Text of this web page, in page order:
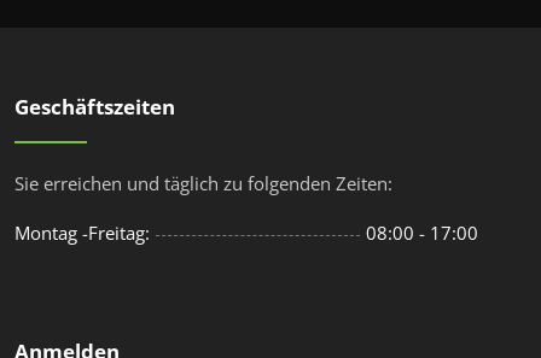
Geschäftszeiten
Sie erreichen und täglich zu folgenden Zeiten:
Montag -Freitag: 08:00 - 17:00
Anmelden